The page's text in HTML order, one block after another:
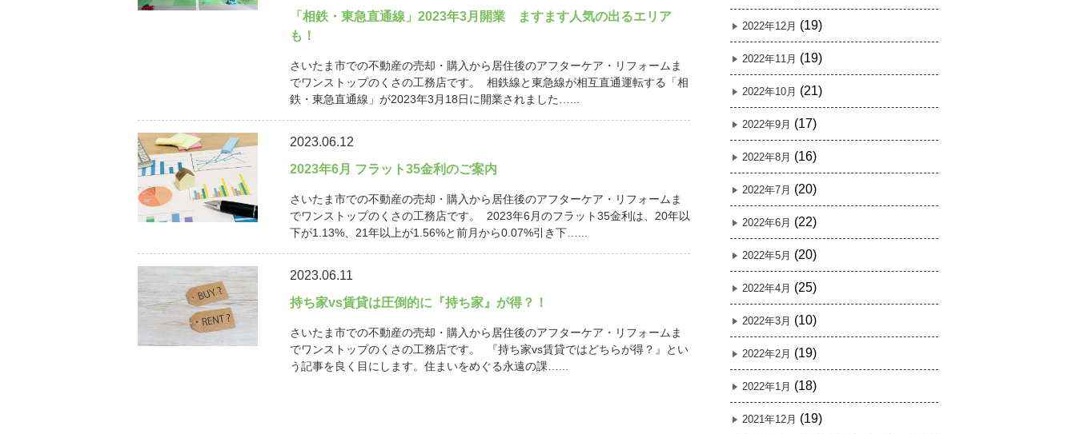
「相鉄・東急直通線」2023年3月開業 ますます人気の出るエリア
も！
さいたま市での不動産の売却・購入から居住後のアフターケア・リフォームま
でワンストップのくさの工務店です。 相鉄線と東急線が相互直通運転する「相
鉄・東急直通線」が2023年3月18日に開業されました…...
2023.06.12
2023年6月 フラット35金利のご案内
さいたま市での不動産の売却・購入から居住後のアフターケア・リフォームま
でワンストップのくさの工務店です。 2023年6月のフラット35金利は、20年以
下が1.13%、21年以上が1.56%と前月から0.07%引き下…...
2023.06.11
持ち家vs賃貸は圧倒的に『持ち家』が得？！
さいたま市での不動産の売却・購入から居住後のアフターケア・リフォームま
でワンストップのくさの工務店です。 『持ち家vs賃貸ではどちらが得？』とい
う記事を良く目にします。住まいをめぐる永遠の課…...
2022年12月 (19)
2022年11月 (19)
2022年10月 (21)
2022年9月 (17)
2022年8月 (16)
2022年7月 (20)
2022年6月 (22)
2022年5月 (20)
2022年4月 (25)
2022年3月 (10)
2022年2月 (19)
2022年1月 (18)
2021年12月 (19)